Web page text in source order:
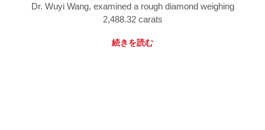
Dr. Wuyi Wang, examined a rough diamond weighing
2,488.32 carats
続きを読む